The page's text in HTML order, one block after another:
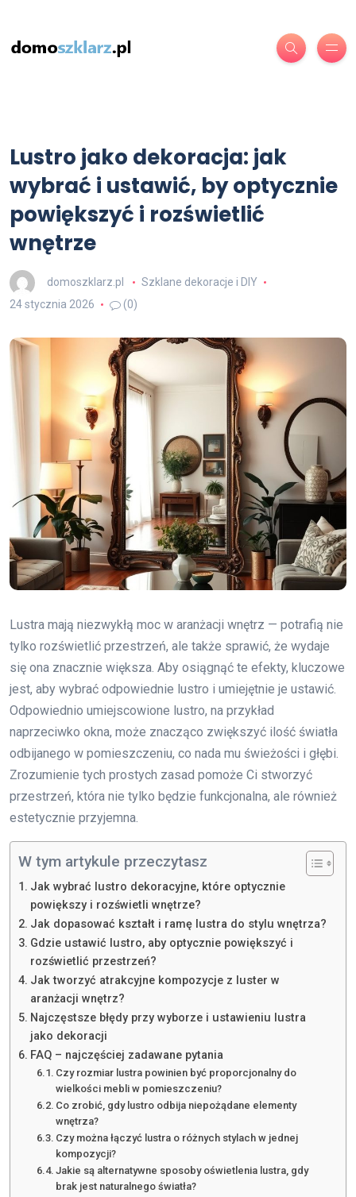
Lustro jako dekoracja: jak
wybrać i ustawić, by optycznie
powiększyć i rozświetlić
wnętrze
domoszklarz.pl
Szklane dekoracje i DIY
24 stycznia 2026
(0)
Lustra mają niezwykłą moc w aranżacji wnętrz — potrafią nie
tylko rozświetlić przestrzeń, ale także sprawić, że wydaje
się ona znacznie większa. Aby osiągnąć te efekty, kluczowe
jest, aby wybrać odpowiednie lustro i umiejętnie je ustawić.
Odpowiednio umiejscowione lustro, na przykład
naprzeciwko okna, może znacząco zwiększyć ilość światła
odbijanego w pomieszczeniu, co nada mu świeżości i głębi.
Zrozumienie tych prostych zasad pomoże Ci stworzyć
przestrzeń, która nie tylko będzie funkcjonalna, ale również
estetycznie przyjemna.
W tym artykule przeczytasz
Jak wybrać lustro dekoracyjne, które optycznie
powiększy i rozświetli wnętrze?
Jak dopasować kształt i ramę lustra do stylu wnętrza?
Gdzie ustawić lustro, aby optycznie powiększyć i
rozświetlić przestrzeń?
Jak tworzyć atrakcyjne kompozycje z luster w
aranżacji wnętrz?
Najczęstsze błędy przy wyborze i ustawieniu lustra
jako dekoracji
FAQ – najczęściej zadawane pytania
Czy rozmiar lustra powinien być proporcjonalny do
wielkości mebli w pomieszczeniu?
Co zrobić, gdy lustro odbija niepożądane elementy
wnętrza?
Czy można łączyć lustra o różnych stylach w jednej
kompozycji?
Jakie są alternatywne sposoby oświetlenia lustra, gdy
brak jest naturalnego światła?